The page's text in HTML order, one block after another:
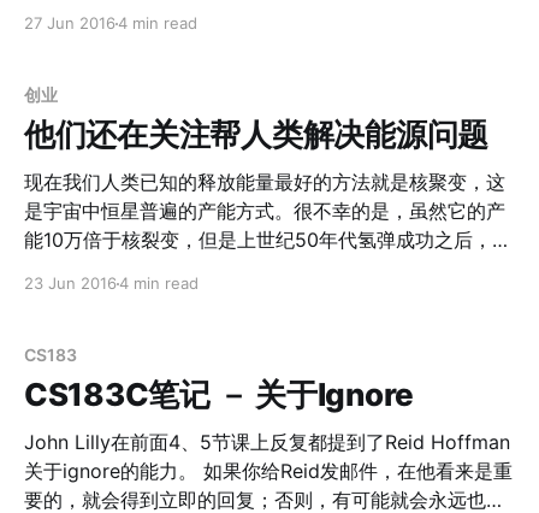
8%E8%8D%90%E5%80%BC]。
肯定和扩张有关。那什么时候开始扩张呢？什么时候是所
谓的Ready呢？不管是Ann还是Reid还是Sam所说，其实
在创建产品开始第一件事情是找到你的 PMF（Product-
Market-Fit）。找到那一批热爱你而不是Like你的用户，
并且找到一个可以被扩展的领域或者方向 。在这之前，最
好的方法是降低你的burn rate。有一个词叫做Capital
扩张，并且更快速的使用资本。 回想起来，之前，我们的
国际产品一直维持着很小规模的开发团队，所以一直在试
错，并且在较早的时候找到了
27 Jun 20164 min read
创业
他们还在关注帮人类解决能源问题
现在我们人类已知的释放能量最好的方法就是核聚变，这
是宇宙中恒星普遍的产能方式。很不幸的是，虽然它的产
能10万倍于核裂变，但是上世纪50年代氢弹成功之后，人
下： 国际热核聚变实验堆（ITER）计划 这个计划1985年
提出，最新消息是2031年才能在法国建成。目前ITER计划
有7个参与组织：欧盟，美国，俄罗斯，中国，日本，韩
国，印度。ITER使命是展示聚变发电的可行性，并证明它
可以不造成负面影响。目前进度已经进入到组装 托卡马克
环
23 Jun 20164 min read
CS183
CS183C笔记 － 关于Ignore
John Lilly在前面4、5节课上反复都提到了Reid Hoffman
关于ignore的能力。 如果你给Reid发邮件，在他看来是重
要的，就会得到立即的回复；否则，有可能就会永远也得